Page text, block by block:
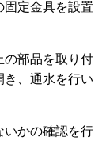
定金具を設置
部品を取り付
、通水を行い
かの確認を行